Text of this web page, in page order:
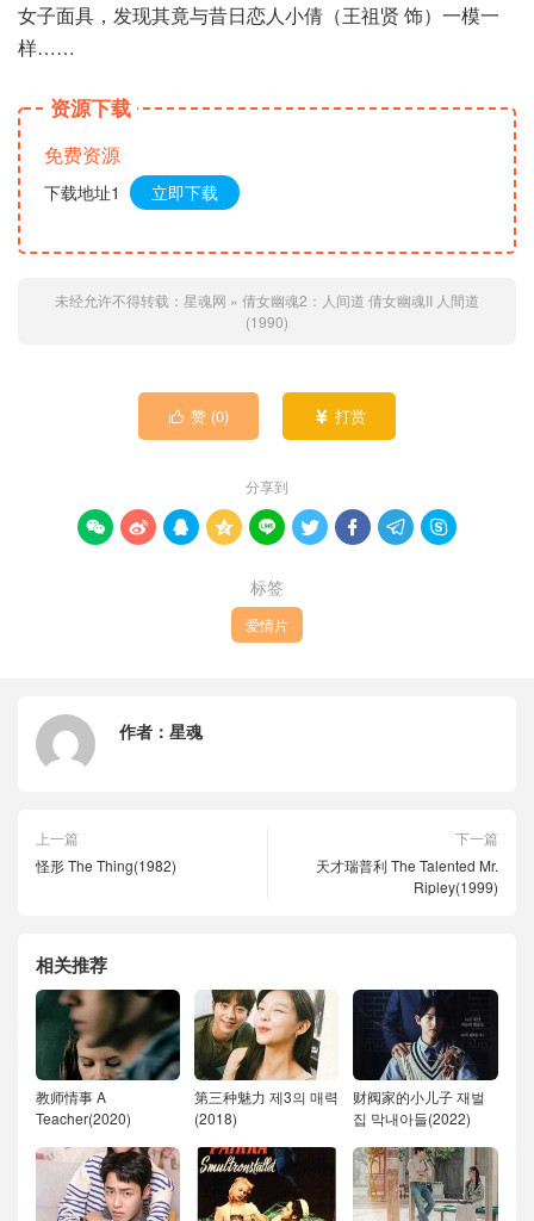
女子面具，发现其竟与昔日恋人小倩（王祖贤 饰）一模一
样……
资源下载
免费资源
下载地址1 立即下载
未经允许不得转载： 星魂网 » 倩女幽魂2：人间道 倩女幽魂II 人間道
(1990)
 赞 (0)  打赏
分享到
        
标签
爱情片
作者： 星魂
上一篇
怪形 The Thing(1982)
下一篇
天才瑞普利 The Talented Mr.
Ripley(1999)
相关推荐
教师情事 A
Teacher(2020)
第三种魅力 제3의 매력
(2018)
财阀家的小儿子 재벌
집 막내아들(2022)